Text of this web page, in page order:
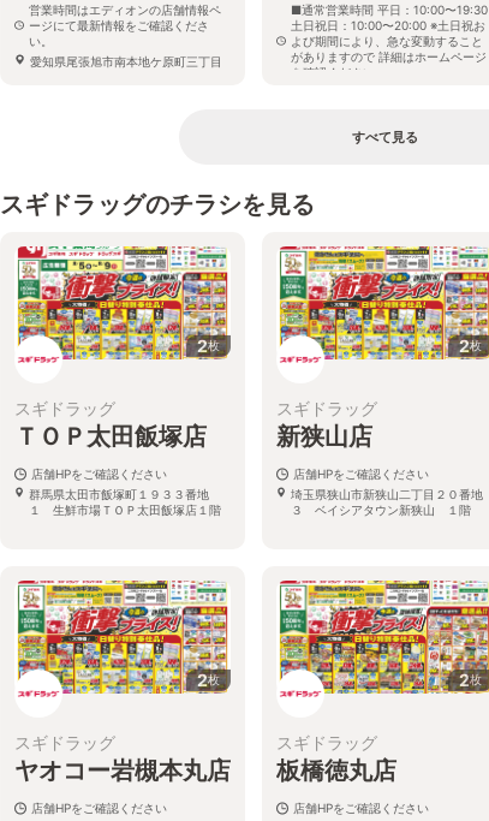
営業時間はエディオンの店舗情報ペ
ージにて最新情報をご確認くださ
い。
愛知県尾張旭市南本地ケ原町三丁目
■通常営業時間 平日：10:00〜19:30
土日祝日：10:00〜20:00 ※土日祝お
よび期間により、急な変動すること
がありますので 詳細はホームページ
を確認ください
すべて見る
スギドラッグのチラシを見る
2枚
スギドラッグ
ＴＯＰ太田飯塚店
店舗HPをご確認ください
群馬県太田市飯塚町１９３３番地
１ 生鮮市場ＴＯＰ太田飯塚店１階
2枚
スギドラッグ
新狭山店
店舗HPをご確認ください
埼玉県狭山市新狭山二丁目２０番地
３ ベイシアタウン新狭山 １階
2枚
スギドラッグ
ヤオコー岩槻本丸店
店舗HPをご確認ください
2枚
スギドラッグ
板橋徳丸店
店舗HPをご確認ください